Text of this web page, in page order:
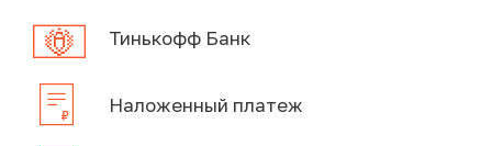
Тинькофф Банк
Наложенный платеж